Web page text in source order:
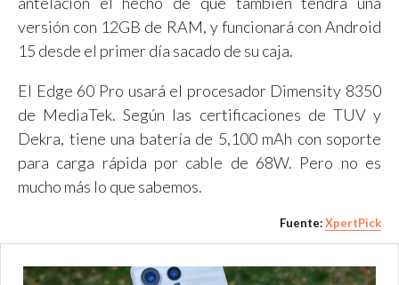
versión con 12GB de RAM, y funcionará con Android
15 desde el primer día sacado de su caja.
El Edge 60 Pro usará el procesador Dimensity 8350
de MediaTek. Según las certificaciones de TUV y
Dekra, tiene una batería de 5,100 mAh con soporte
para carga rápida por cable de 68W. Pero no es
mucho más lo que sabemos.
Fuente:XpertPick